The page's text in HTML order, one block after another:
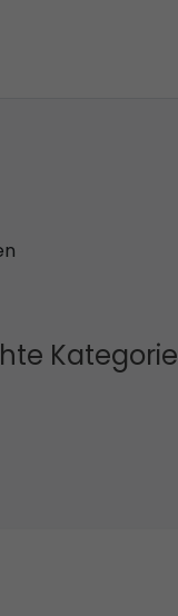
Kategorie